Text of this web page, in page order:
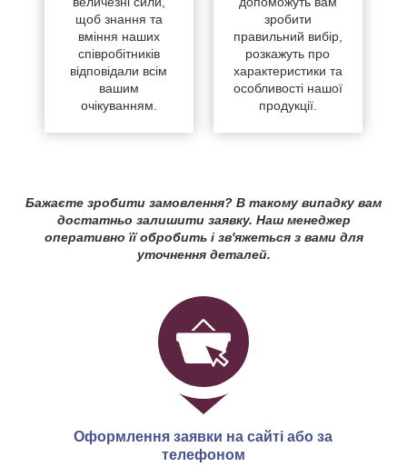
щоб знання та
вміння наших
співробітників
відповідали всім
вашим
очікуванням.
зробити
правильний вибір,
розкажуть про
характеристики та
особливості нашої
продукції.
Бажаєте зробити замовлення? В такому випадку вам
достатньо залишити заявку. Наш менеджер
оперативно її обробить і зв'яжеться з вами для
уточнення деталей.
Оформлення заявки на сайті або за
телефоном